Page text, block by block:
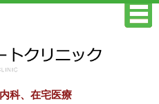
科、在宅医療